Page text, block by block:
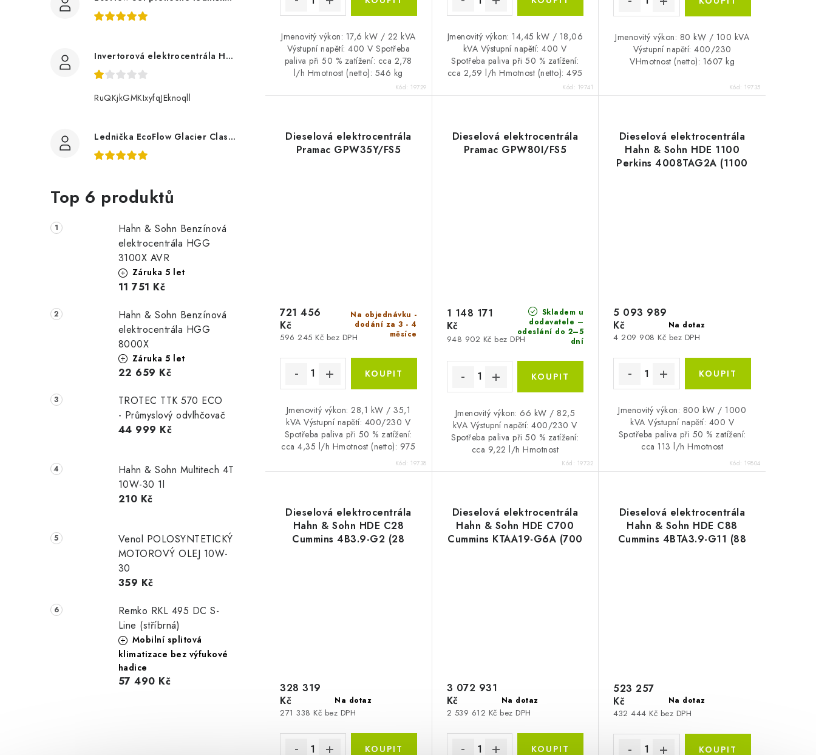
Invertorová elektrocentrála Hahn & Sohn H IG 2400
RuQKjkGMKIxyfqJEknoqll
Lednička EcoFlow Glacier Classic 55L
Top 6 produktů
Hahn & Sohn Benzínová
elektrocentrála HGG
3100X AVR
Záruka 5 let
11 751 Kč
Hahn & Sohn Benzínová
elektrocentrála HGG
8000X
Záruka 5 let
22 659 Kč
TROTEC TTK 570 ECO
- Průmyslový odvlhčovač
44 999 Kč
Hahn & Sohn Multitech 4T
10W-30 1l
210 Kč
Venol POLOSYNTETICKÝ
MOTOROVÝ OLEJ 10W-
30
359 Kč
Remko RKL 495 DC S-
Line (stříbrná)
Mobilní splitová
klimatizace bez výfukové
hadice
57 490 Kč
Jmenovitý výkon: 17,6 kW / 22 kVA
Výstupní napětí: 400 V Spotřeba
paliva při 50 % zatížení: cca 2,78
l/h Hmotnost (netto): 546 kg
Kód: 19729
Jmenovitý výkon: 14,45 kW / 18,06
kVA Výstupní napětí: 400 V
Spotřeba paliva při 50 % zatížení:
cca 2,59 l/h Hmotnost (netto): 495
Kód: 19741
Jmenovitý výkon: 80 kW / 100 kVA
Výstupní napětí: 400/230
VHmotnost (netto): 1607 kg
Kód: 19735
Dieselová elektrocentrála
Pramac GPW35Y/FS5
Na objednávku -
dodání za 3 - 4
měsíce
596 245 Kč bez DPH
721 456
Kč
Jmenovitý výkon: 28,1 kW / 35,1
kVA Výstupní napětí: 400/230 V
Spotřeba paliva při 50 % zatížení:
cca 4,35 l/h Hmotnost (netto): 975
Kód: 19738
Dieselová elektrocentrála
Pramac GPW80I/FS5
Skladem u
dodavatele –
odeslání do 2–5
dní
948 902 Kč bez DPH
1 148 171
Kč
Jmenovitý výkon: 66 kW / 82,5
kVA Výstupní napětí: 400/230 V
Spotřeba paliva při 50 % zatížení:
cca 9,22 l/h Hmotnost
Kód: 19732
Dieselová elektrocentrála
Hahn & Sohn HDE 1100
Perkins 4008TAG2A (1100
Na dotaz
4 209 908 Kč bez DPH
5 093 989
Kč
Jmenovitý výkon: 800 kW / 1000
kVA Výstupní napětí: 400 V
Spotřeba paliva při 50 % zatížení:
cca 113 l/h Hmotnost
Kód: 19804
Dieselová elektrocentrála
Hahn & Sohn HDE C28
Cummins 4B3.9-G2 (28
Na dotaz
271 338 Kč bez DPH
328 319
Kč
Dieselová elektrocentrála
Hahn & Sohn HDE C700
Cummins KTAA19-G6A (700
Na dotaz
2 539 612 Kč bez DPH
3 072 931
Kč
Dieselová elektrocentrála
Hahn & Sohn HDE C88
Cummins 4BTA3.9-G11 (88
Na dotaz
432 444 Kč bez DPH
523 257
Kč